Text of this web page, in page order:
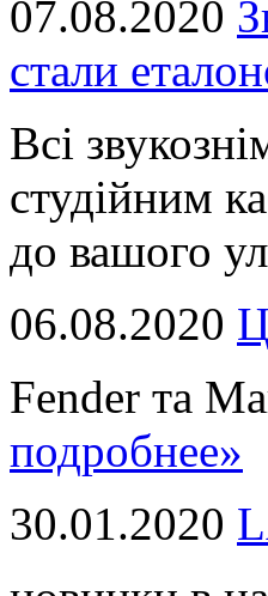
07.08.2020
стали
Всі
студійним
до вашого
06.08.2020
Fender та
подробнее»
30.01.2020